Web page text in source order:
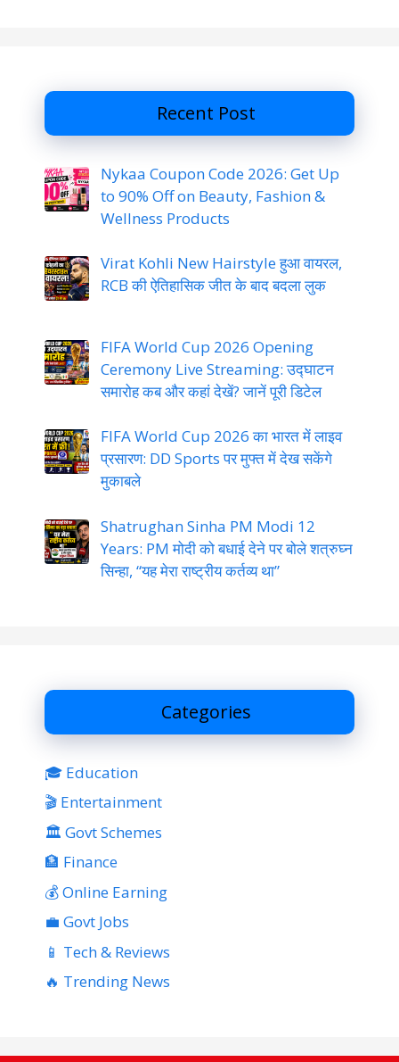
Recent Post
Nykaa Coupon Code 2026: Get Up
to 90% Off on Beauty, Fashion &
Wellness Products
Virat Kohli New Hairstyle हुआ वायरल,
RCB की ऐतिहासिक जीत के बाद बदला लुक
FIFA World Cup 2026 Opening
Ceremony Live Streaming: उद्घाटन
समारोह कब और कहां देखें? जानें पूरी डिटेल
FIFA World Cup 2026 का भारत में लाइव
प्रसारण: DD Sports पर मुफ्त में देख सकेंगे
मुकाबले
Shatrughan Sinha PM Modi 12
Years: PM मोदी को बधाई देने पर बोले शत्रुघ्न
सिन्हा, “यह मेरा राष्ट्रीय कर्तव्य था”
Categories
🎓 Education
🎬 Entertainment
🏛 Govt Schemes
🏦 Finance
💰 Online Earning
💼 Govt Jobs
📱 Tech & Reviews
🔥 Trending News